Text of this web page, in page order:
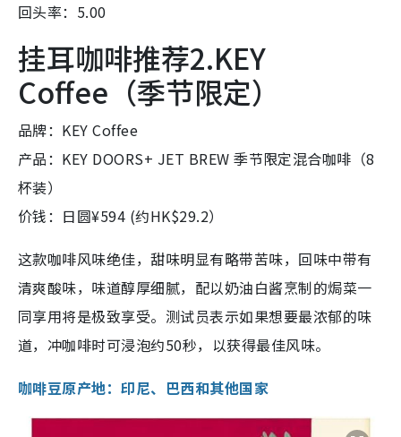
回头率：5.00
挂耳咖啡推荐2.KEY
Coffee（季节限定）
品牌：KEY Coffee
产品：KEY DOORS+ JET BREW 季节限定混合咖啡（8
杯装）
价钱：日圆¥594 (约HK$29.2）
这款咖啡风味绝佳，甜味明显有略带苦味，回味中带有
清爽酸味，味道醇厚细腻，配以奶油白酱烹制的焗菜一
同享用将是极致享受。测试员表示如果想要最浓郁的味
道，冲咖啡时可浸泡约50秒，以获得最佳风味。
咖啡豆原产地：印尼、巴西和其他国家